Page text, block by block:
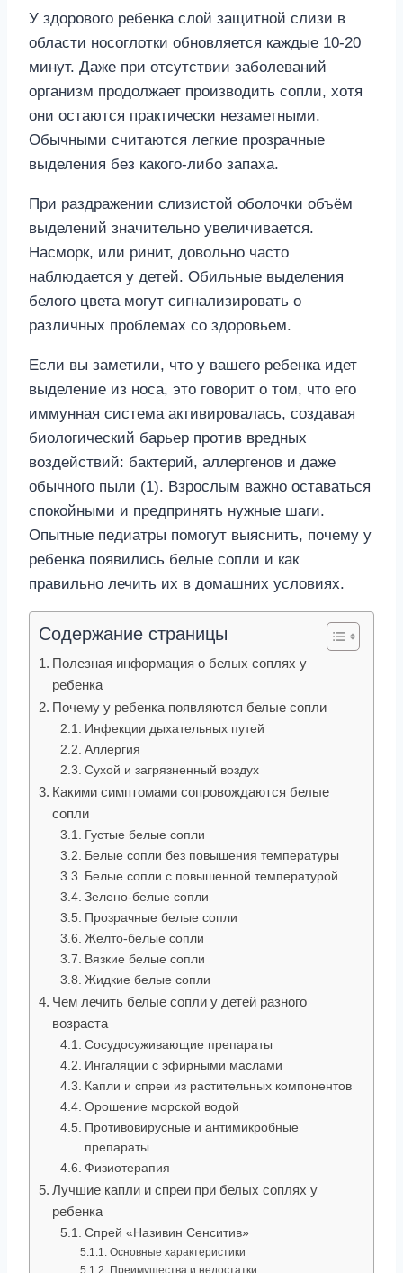
У здорового ребенка слой защитной слизи в
области носоглотки обновляется каждые 10-20
минут. Даже при отсутствии заболеваний
организм продолжает производить сопли, хотя
они остаются практически незаметными.
Обычными считаются легкие прозрачные
выделения без какого-либо запаха.
При раздражении слизистой оболочки объём
выделений значительно увеличивается.
Насморк, или ринит, довольно часто
наблюдается у детей. Обильные выделения
белого цвета могут сигнализировать о
различных проблемах со здоровьем.
Если вы заметили, что у вашего ребенка идет
выделение из носа, это говорит о том, что его
иммунная система активировалась, создавая
биологический барьер против вредных
воздействий: бактерий, аллергенов и даже
обычного пыли (1). Взрослым важно оставаться
спокойными и предпринять нужные шаги.
Опытные педиатры помогут выяснить, почему у
ребенка появились белые сопли и как
правильно лечить их в домашних условиях.
Содержание страницы
Полезная информация о белых соплях у
ребенка
Почему у ребенка появляются белые сопли
Инфекции дыхательных путей
Аллергия
Сухой и загрязненный воздух
Какими симптомами сопровождаются белые
сопли
Густые белые сопли
Белые сопли без повышения температуры
Белые сопли с повышенной температурой
Зелено-белые сопли
Прозрачные белые сопли
Желто-белые сопли
Вязкие белые сопли
Жидкие белые сопли
Чем лечить белые сопли у детей разного
возраста
Сосудосуживающие препараты
Ингаляции с эфирными маслами
Капли и спреи из растительных компонентов
Орошение морской водой
Противовирусные и антимикробные
препараты
Физиотерапия
Лучшие капли и спреи при белых соплях у
ребенка
Спрей «Називин Сенситив»
Основные характеристики
Преимущества и недостатки